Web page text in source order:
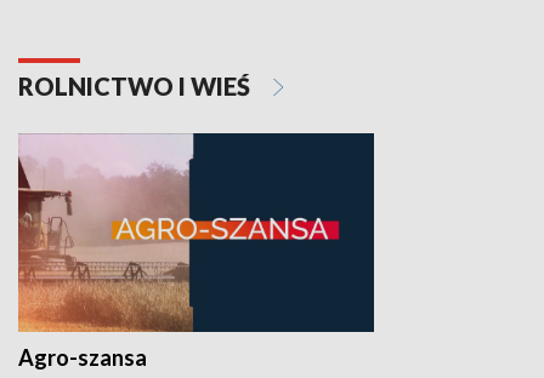
ROLNICTWO I WIEŚ
Agro-szansa